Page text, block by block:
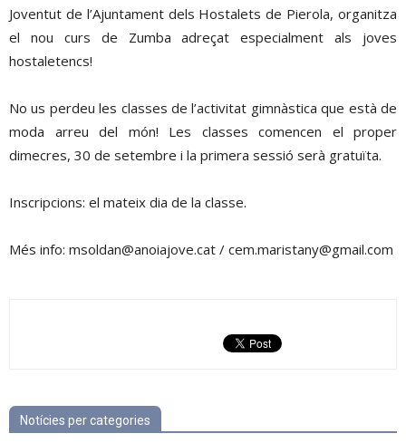
Joventut de l’Ajuntament dels Hostalets de Pierola, organitza
el nou curs de Zumba adreçat especialment als joves
hostaletencs!
No us perdeu les classes de l’activitat gimnàstica que està de
moda arreu del món! Les classes comencen el proper
dimecres, 30 de setembre i la primera sessió serà gratuïta.
Inscripcions: el mateix dia de la classe.
Més info: msoldan@anoiajove.cat / cem.maristany@gmail.com
Notícies per categories